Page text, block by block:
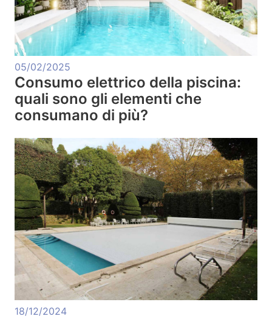
05/02/2025
Consumo elettrico della piscina:
quali sono gli elementi che
consumano di più?
18/12/2024